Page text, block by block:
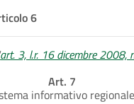
6
art. 3, l.r. 16 dicembre 2008,
Art. 7
informativo